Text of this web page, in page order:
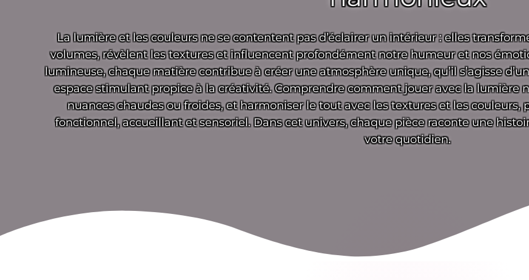
La lumière et les couleurs ne se contentent pas d’éclairer un intérieur : elles
volumes, révèlent les textures et influencent profondément notre humeur et nos
lumineuse, chaque matière contribue à créer une atmosphère unique, qu’il s’agisse
espace stimulant propice à la créativité. Comprendre comment jouer avec la lumière
nuances chaudes ou froides, et harmoniser le tout avec les textures et les
fonctionnel, accueillant et sensoriel. Dans cet univers, chaque pièce raconte une
votre quotidien.